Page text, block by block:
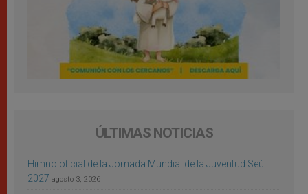
ÚLTIMAS NOTICIAS
Himno oficial de la Jornada Mundial de la Juventud Seúl
2027 agosto 3, 2026